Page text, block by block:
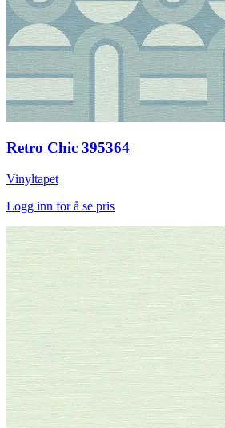
Retro Chic 395364
Vinyltapet
Logg inn for å se pris